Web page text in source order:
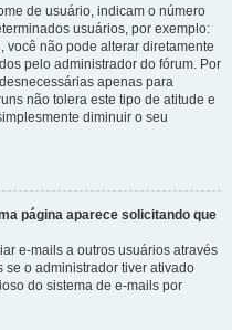
de usuário, indicam o número
usuários, por exemplo:
você não pode alterar diretamente
pelo administrador do fórum. Por
apenas para
não tolera este tipo de atitude e
diminuir o seu
página aparece solicitando que
e-mails a outros usuários através
o administrador tiver ativado
do sistema de e-mails por